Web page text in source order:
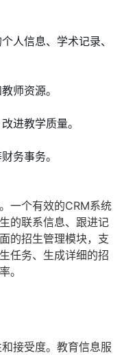
人信息、学术记录、
师资源。
进教学质量。
务事务。
一个有效的CRM系统
的联系信息、跟进记
的招生管理模块，支
任务、生成详细的招
。
接受度。教育信息服